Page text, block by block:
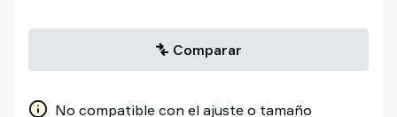
Comparar
No compatible con el ajuste o tamaño